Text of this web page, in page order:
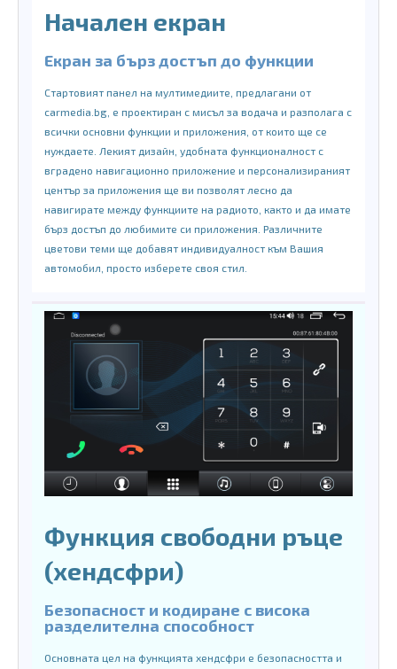
Начален екран
Екран за бърз достъп до функции
Стартовият панел на мултимедиите, предлагани от
carmedia.bg, е проектиран с мисъл за водача и разполага с
всички основни функции и приложения, от които ще се
нуждаете. Лекият дизайн, удобната функционалност с
вградено навигационно приложение и персонализираният
център за приложения ще ви позволят лесно да
навигирате между функциите на радиото, както и да имате
бърз достъп до любимите си приложения. Различните
цветови теми ще добавят индивидуалност към Вашия
автомобил, просто изберете своя стил.
Функция свободни ръце
(хендсфри)
Безопасност и кодиране с висока
разделителна способност
Основната цел на функцията хендсфри е безопасността и